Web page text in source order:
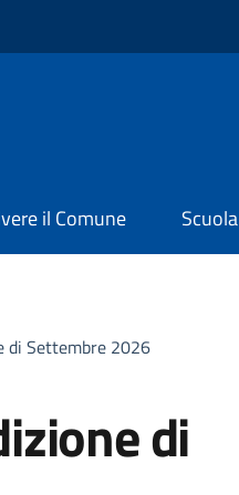
il Comune Scuola
di Settembre 2026
di